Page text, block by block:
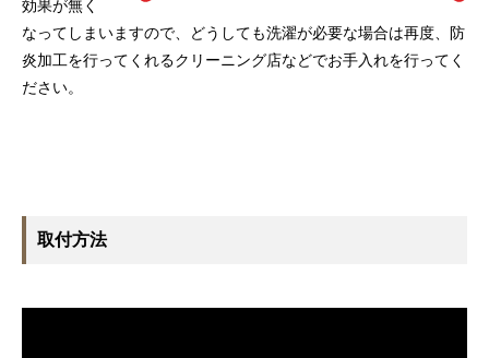
効果が無く
なってしまいますので、どうしても洗濯が必要な場合は再度、防
炎加工を行ってくれるクリーニング店などでお手入れを行ってく
ださい。
取付方法